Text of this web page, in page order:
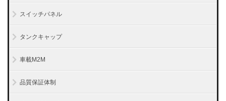
スイッチパネル
タンクキャップ
車載M2M
品質保証体制